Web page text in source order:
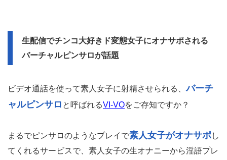
生配信でチンコ大好きド変態女子にオナサポされる
バーチャルピンサロが話題
ビデオ通話を使って素人女子に射精させられる、バーチ
ャルピンサロ と呼ばれるVI-VOをご存知ですか？
まるでピンサロのようなプレイで素人女子がオナサポし
てくれるサービスで、素人女子の生オナニーから淫語プレ